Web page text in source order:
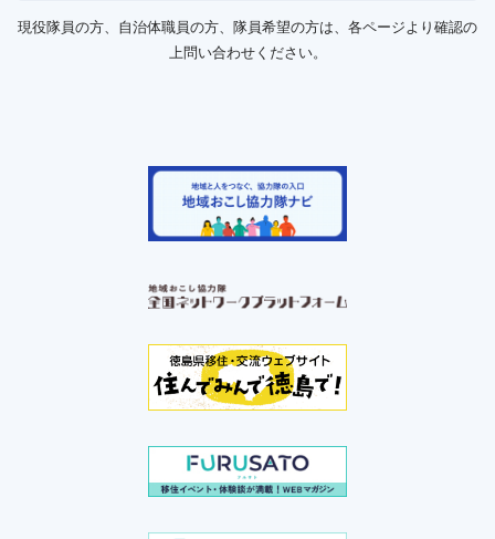
現役隊員の方、自治体職員の方、隊員希望の方は、各ページより確認の
上問い合わせください。